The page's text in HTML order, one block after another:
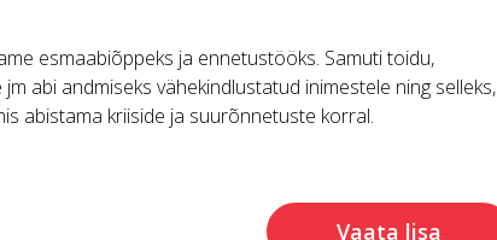
esmaabiõppeks ja ennetustööks. Samuti toidu,
abi andmiseks vähekindlustatud inimestele ning selleks,
abistama kriiside ja suurõnnetuste korral.
Vaata lisa